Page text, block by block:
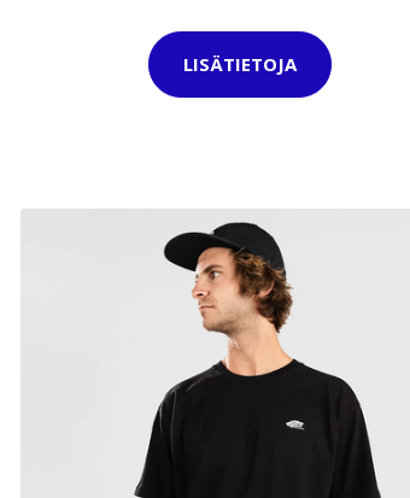
LISÄTIETOJA